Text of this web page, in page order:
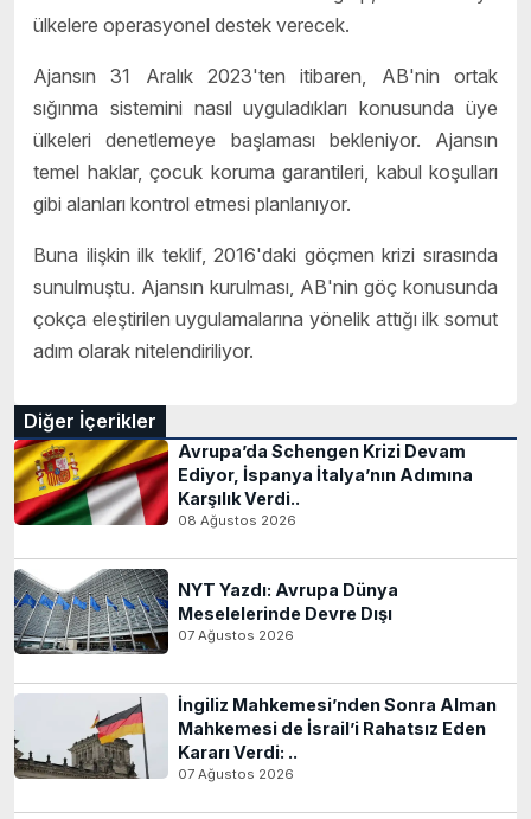
ülkelere operasyonel destek verecek.
Ajansın 31 Aralık 2023'ten itibaren, AB'nin ortak
sığınma sistemini nasıl uyguladıkları konusunda üye
ülkeleri denetlemeye başlaması bekleniyor. Ajansın
temel haklar, çocuk koruma garantileri, kabul koşulları
gibi alanları kontrol etmesi planlanıyor.
Buna ilişkin ilk teklif, 2016'daki göçmen krizi sırasında
sunulmuştu. Ajansın kurulması, AB'nin göç konusunda
çokça eleştirilen uygulamalarına yönelik attığı ilk somut
adım olarak nitelendiriliyor.
Diğer İçerikler
Avrupa’da Schengen Krizi Devam
Ediyor, İspanya İtalya’nın Adımına
Karşılık Verdi..
08 Ağustos 2026
NYT Yazdı: Avrupa Dünya
Meselelerinde Devre Dışı
07 Ağustos 2026
İngiliz Mahkemesi’nden Sonra Alman
Mahkemesi de İsrail’i Rahatsız Eden
Kararı Verdi: ..
07 Ağustos 2026